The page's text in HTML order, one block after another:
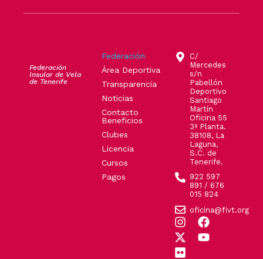
Federación
Insular de Vela
de Tenerife
Federación
Área Deportiva
Transparencia
Noticias
Contacto
Beneficios
Clubes
Licencia
Cursos
Pagos
C/
Mercedes
s/n
Pabellón
Deportivo
Santiago
Martín
Oficina 55
3ª Planta.
38108, La
Laguna,
S.C. de
Tenerife.
922 597
891 / 676
015 824
oficina@fivt.org